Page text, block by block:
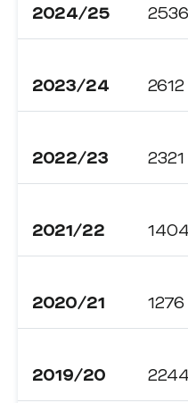
2024/25 2536
2023/24 2612
2022/23 2321
2021/22 1404
2020/21 1276
2019/20 2244